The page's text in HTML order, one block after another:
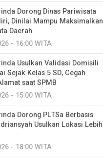
Dorong Dinas Pariwisata
Dinilai Mampu Maksimalkan
Daerah
- 16:00 WITA
Usulkan Validasi Domisili
Sejak Kelas 5 SD, Cegah
saat SPMB
- 15:00 WITA
Dorong PLTSa Berbasis
Usulkan Lokasi Lebih
- 18:00 WITA